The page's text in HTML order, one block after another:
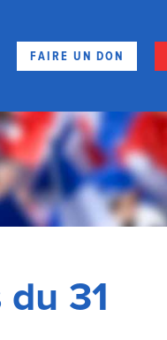
FAIRE UN DON
31